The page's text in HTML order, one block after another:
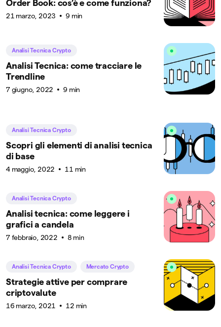
Order Book: cos’è e come funziona?
21 marzo, 2023 9 min
Analisi Tecnica Crypto
Analisi Tecnica: come tracciare le
Trendline
7 giugno, 2022 9 min
Analisi Tecnica Crypto
Scopri gli elementi di analisi tecnica
di base
4 maggio, 2022 11 min
Analisi Tecnica Crypto
Analisi tecnica: come leggere i
grafici a candela
7 febbraio, 2022 8 min
Analisi Tecnica Crypto Mercato Crypto
Strategie attive per comprare
criptovalute
16 marzo, 2021 12 min